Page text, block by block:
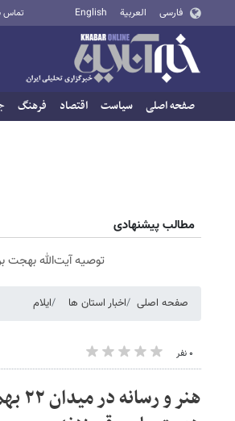
فارسی العربية English تماس
صفحه اصلی سیاست اقتصاد فرهنگ
مطالب پیشنهادی
توصیه آیت‌الله
صفحه اصلی اخبار استان ها ایلام
۰ نفر